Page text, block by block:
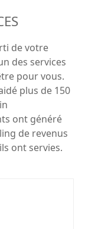
de votre
des services
pour vous.
plus de 150
ont généré
de revenus
ont servies.